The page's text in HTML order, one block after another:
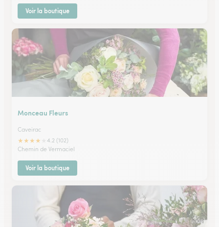
Voir la boutique
Monceau Fleurs
Caveirac
★★★★
4.2 (102)
Chemin de Vermaciel
Voir la boutique